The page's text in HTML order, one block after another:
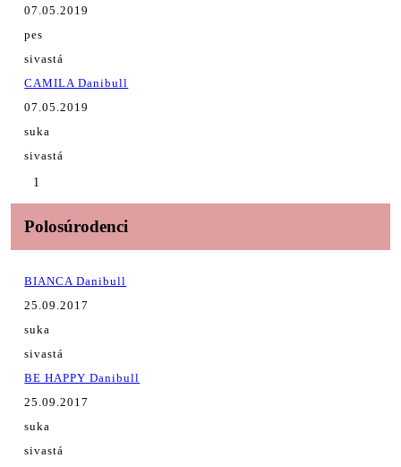
07.05.2019
pes
sivastá
CAMILA Danibull
07.05.2019
suka
sivastá
1
Polosúrodenci
BIANCA Danibull
25.09.2017
suka
sivastá
BE HAPPY Danibull
25.09.2017
suka
sivastá